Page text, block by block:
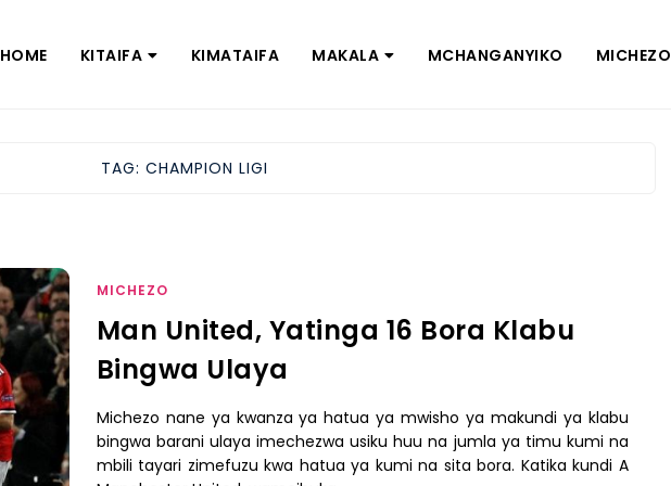
HOME KITAIFA KIMATAIFA MAKALA MCHANGANYIKO MICHEZO
TAG:CHAMPION LIGI
MICHEZO
Man United, Yatinga 16 Bora Klabu
Bingwa Ulaya
Michezo nane ya kwanza ya hatua ya mwisho ya makundi ya klabu
bingwa barani ulaya imechezwa usiku huu na jumla ya timu kumi na
mbili tayari zimefuzu kwa hatua ya kumi na sita bora. Katika kundi A